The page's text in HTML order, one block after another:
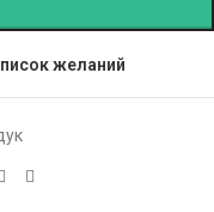
желаний